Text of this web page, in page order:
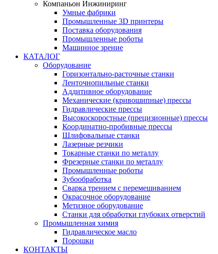
Компаньон Инжиниринг
Умные фабрики
Промышленные 3D принтеры
Поставка оборудования
Промышленные роботы
Машинное зрение
КАТАЛОГ
Оборудование
Горизонтально-расточные станки
Ленточнопильные станки
Аддитивное оборудование
Механические (кривошипные) прессы
Гидравлические прессы
Высокоскоростные (прецизионные) прессы
Координатно-пробивные прессы
Шлифовальные станки
Лазерные резчики
Токарные станки по металлу
Фрезерные станки по металлу
Промышленные роботы
Зубообработка
Сварка трением с перемешиванием
Окрасочное оборудование
Метизное оборудование
Станки для обработки глубоких отверстий
Промышленная химия
Гидравлическое масло
Порошки
КОНТАКТЫ